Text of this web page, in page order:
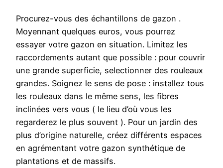
Procurez-vous des échantillons de gazon .
Moyennant quelques euros, vous pourrez
essayer votre gazon en situation. Limitez les
raccordements autant que possible : pour couvrir
une grande superficie, selectionner des rouleaux
grandes. Soignez le sens de pose : installez tous
les rouleaux dans le même sens, les fibres
inclinées vers vous ( le lieu d’où vous les
regarderez le plus souvent ). Pour un jardin des
plus d’origine naturelle, créez différents espaces
en agrémentant votre gazon synthétique de
plantations et de massifs.